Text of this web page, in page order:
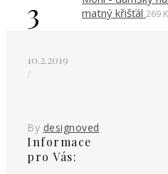
3
10.2.2019
/
By designoved
matný křišťál 269
Informace
pro Vás: